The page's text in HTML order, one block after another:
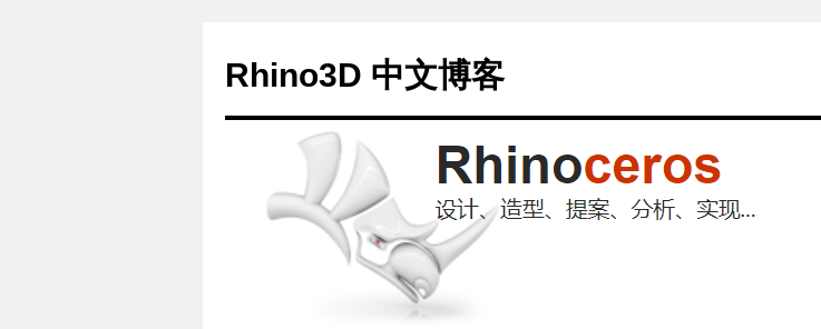
Rhino3D 中文博客